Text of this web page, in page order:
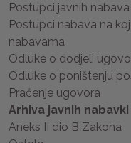
Postupci javnih nabava
Postupci nabava na
nabavama
Odluke o dodjeli
Odluke o poništenju
Praćenje ugovora
Arhiva javnih nabavki
Aneks II dio B Zakona